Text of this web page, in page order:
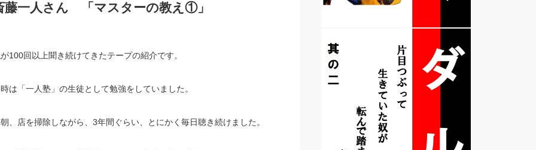
藤一人さん 「マスターの教え①」
100回以上聞き続けてきたテープの紹介です。
は「一人塾」の生徒として勉強をしていました。
、店を掃除しながら、3年間ぐらい、とにかく毎日聴き続けました。